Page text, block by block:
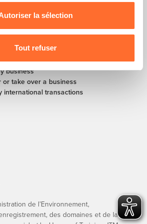
vous pouvez consulter notre
personnelles
la sélection
Tout refuser
a business
business
business
take over a business
international transactions
de l’Environnement,
des domaines et de la